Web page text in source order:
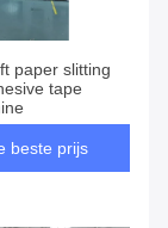
paper slitting
tape
beste prijs